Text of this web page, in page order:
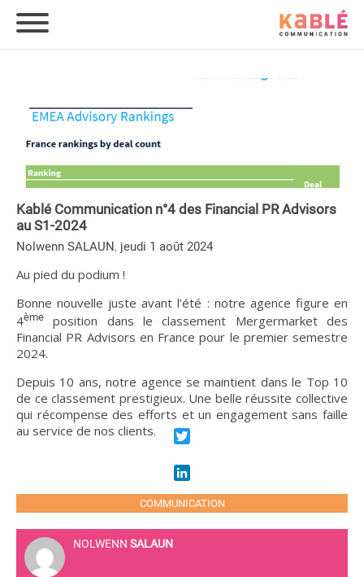
Kablé Communication n°4 des Financial PR Advisors
au S1-2024
Nolwenn SALAUN, jeudi 1 août 2024
Au pied du podium !
Bonne nouvelle juste avant l’été : notre agence figure en
4ème
position dans le classement Mergermarket des
Financial PR Advisors en France pour le premier semestre
2024.
Depuis 10 ans, notre agence se maintient dans le Top 10
de ce classement prestigieux. Une belle réussite collective
qui récompense des efforts et un engagement sans faille
au service de nos clients.
COMMUNICATION
NOLWENN SALAUN